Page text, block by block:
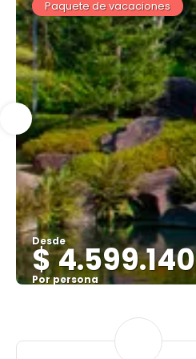
Paquete de vacaciones
Desde
$ 4.599.140
Por persona